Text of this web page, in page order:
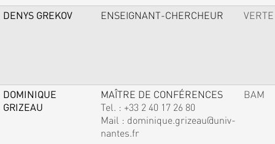
DENYS GREKOV ENSEIGNANT-CHERCHEUR VERTE
DOMINIQUE
GRIZEAU
MAÎTRE DE CONFÉRENCES
Tel. : +33 2 40 17 26 80
Mail : dominique.grizeau@univ-
nantes.fr
BAM